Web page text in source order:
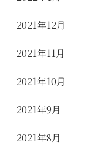
2021年12月
2021年11月
2021年10月
2021年9月
2021年8月